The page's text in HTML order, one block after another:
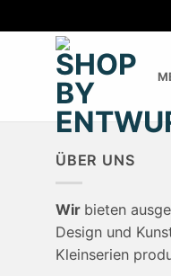
ÜBER UNS
Wir bieten
Design und
Kleinserien